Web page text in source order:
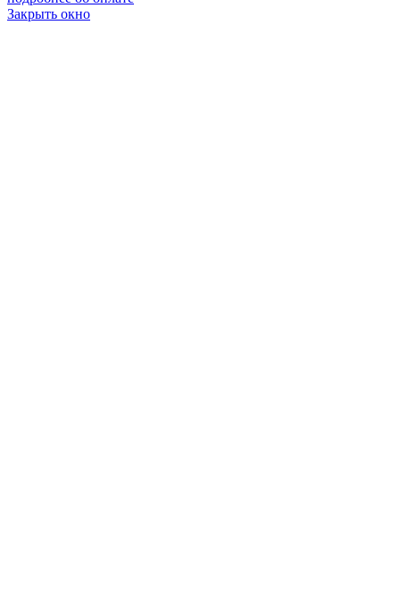
Закрыть окно